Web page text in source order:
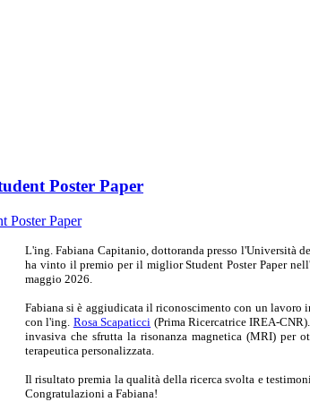
Poster Paper
L'ing. Fabiana Capitanio, dottoranda presso l'Università
ha vinto il premio per il miglior Student Poster Paper
maggio 2026.
Fabiana si è aggiudicata il riconoscimento con un lavoro
con l'ing. Rosa Scapaticci (Prima Ricercatrice IREA-
invasiva che sfrutta la risonanza magnetica (MRI) per
terapeutica personalizzata.
Il risultato premia la qualità della ricerca svolta e
Congratulazioni a Fabiana!